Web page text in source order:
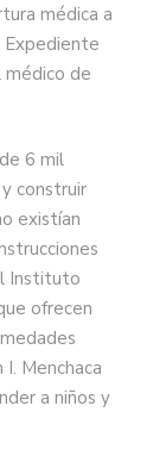
médica a
Expediente
médico de
6 mil
construir
existían
Instituto
ofrecen
Menchaca
a niños y